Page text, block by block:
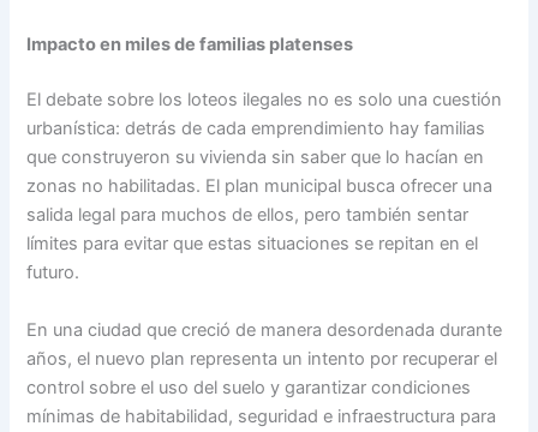
Impacto en miles de familias platenses
El debate sobre los loteos ilegales no es solo una cuestión
urbanística: detrás de cada emprendimiento hay familias
que construyeron su vivienda sin saber que lo hacían en
zonas no habilitadas. El plan municipal busca ofrecer una
salida legal para muchos de ellos, pero también sentar
límites para evitar que estas situaciones se repitan en el
futuro.
En una ciudad que creció de manera desordenada durante
años, el nuevo plan representa un intento por recuperar el
control sobre el uso del suelo y garantizar condiciones
mínimas de habitabilidad, seguridad e infraestructura para